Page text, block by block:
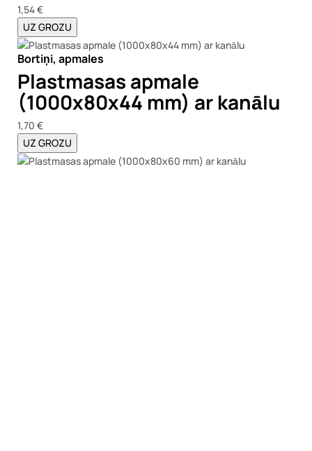
1,54 €
UZ GROZU
Bortiņi, apmales
Plastmasas apmale
(1000x80x44 mm) ar kanālu
1,70 €
UZ GROZU